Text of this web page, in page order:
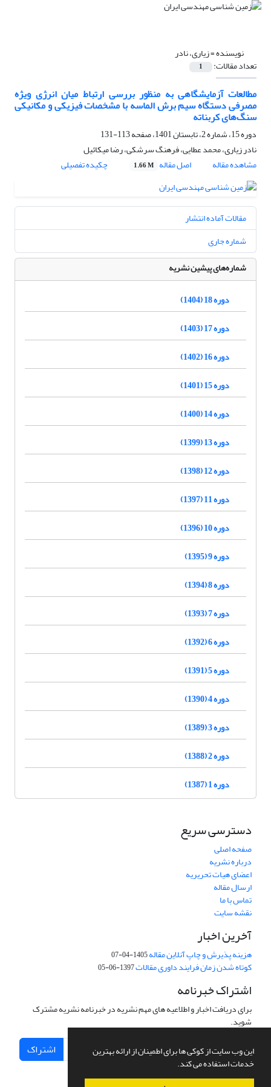
این وب سایت از کوکی ها برای اطمینان از ارائه بهترین
خدمات استفاده می کند.
نویسنده =زیاری، نادر
تعداد مقالات: 1
مطالعات آزمایشگاهی به منظور بررسی ارتباط میان انرژی ویژه
مصرفی دستگاه سیم برش الماسه با مشخصات فیزیکی و مکانیکی
سنگ‌های کربناته
دوره 15، شماره 2، تابستان 1401، صفحه
113-131
نادر زیاری، محمد عطایی، فرهنگ سرشکی، رضا میکائیل
مشاهده مقاله
اصل مقاله 1.66 M چکیده تفصیلی
مقالات آماده انتشار
شماره جاری
شماره‌های پیشین نشریه
دوره 18 (1404)
دوره 17 (1403)
دوره 16 (1402)
دوره 15 (1401)
دوره 14 (1400)
دوره 13 (1399)
دوره 12 (1398)
دوره 11 (1397)
دوره 10 (1396)
دوره 9 (1395)
دوره 8 (1394)
دوره 7 (1393)
دوره 6 (1392)
دوره 5 (1391)
دوره 4 (1390)
دوره 3 (1389)
دوره 2 (1388)
دوره 1 (1387)
دسترسی سریع
صفحه اصلی
درباره نشریه
اعضای هیات تحریریه
ارسال مقاله
تماس با ما
نقشه سایت
آخرین اخبار
هزینه پذیرش و چاپ آنلاین مقاله1405-04-07
کوتاه شدن زمان فرایند داوری مقالات1397-06-05
اشتراک خبرنامه
برای دریافت اخبار و اطلاعیه های مهم نشریه در خبرنامه نشریه مشترک
شوید.
اشتراک